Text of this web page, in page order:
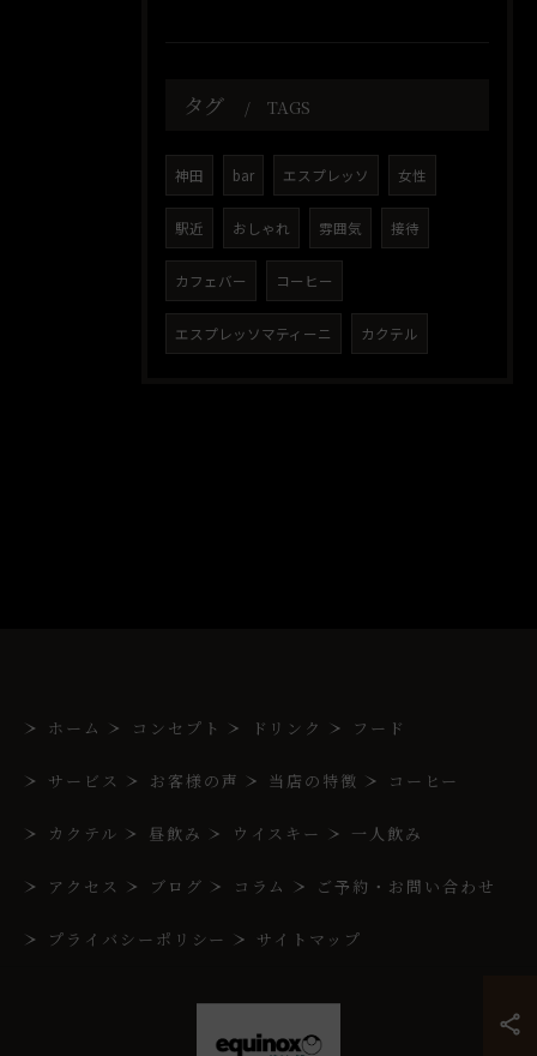
タグ TAGS
神田 bar エスプレッソ 女性
駅近 おしゃれ 雰囲気 接待
カフェバー コーヒー
エスプレッソマティーニ カクテル
ホーム コンセプト ドリンク フード
サービス お客様の声 当店の特徴 コーヒー
カクテル 昼飲み ウイスキー 一人飲み
アクセス ブログ コラム ご予約・お問い合わせ
プライバシーポリシー サイトマップ